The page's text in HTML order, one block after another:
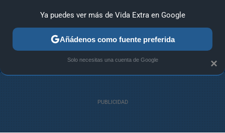
ANÁLISIS GUÍAS Y TRUCOS PC SONY NINTENDO
×
Ya puedes ver más de Vida Extra en Google
Añádenos como fuente preferida
Solo necesitas una cuenta de Google